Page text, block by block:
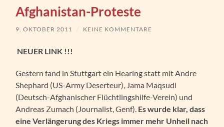
Afghanistan-Proteste
9. OKTOBER 2011 / KEINE KOMMENTARE
NEUER LINK !!!
Gestern fand in Stuttgart ein Hearing statt mit Andre
Shephard (US-Army Deserteur), Jama Maqsudi
(Deutsch-Afghanischer Flüchtlingshilfe-Verein) und
Andreas Zumach (Journalist, Genf). Es wurde klar, dass
eine Verlängerung des Kriegs immer mehr Unheil nach